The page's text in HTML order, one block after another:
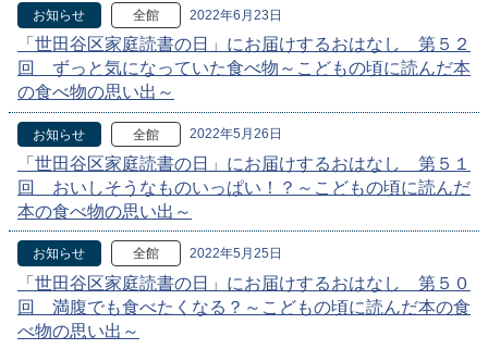
お知らせ 全館 2022年6月23日
「世田谷区家庭読書の日」にお届けするおはなし 第５２
回 ずっと気になっていた食べ物～こどもの頃に読んだ本
の食べ物の思い出～
お知らせ 全館 2022年5月26日
「世田谷区家庭読書の日」にお届けするおはなし 第５１
回 おいしそうなものいっぱい！？～こどもの頃に読んだ
本の食べ物の思い出～
お知らせ 全館 2022年5月25日
「世田谷区家庭読書の日」にお届けするおはなし 第５０
回 満腹でも食べたくなる？～こどもの頃に読んだ本の食
べ物の思い出～